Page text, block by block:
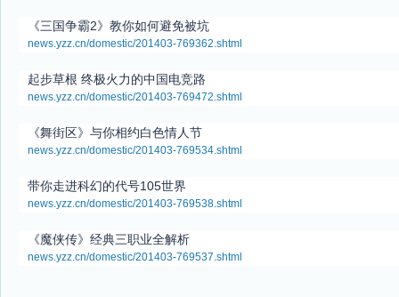
《三国争霸2》教你如何避免被坑
news.yzz.cn/domestic/201403-769362.shtml
起步草根 终极火力的中国电竞路
news.yzz.cn/domestic/201403-769472.shtml
《舞街区》与你相约白色情人节
news.yzz.cn/domestic/201403-769534.shtml
带你走进科幻的代号105世界
news.yzz.cn/domestic/201403-769538.shtml
《魔侠传》经典三职业全解析
news.yzz.cn/domestic/201403-769537.shtml